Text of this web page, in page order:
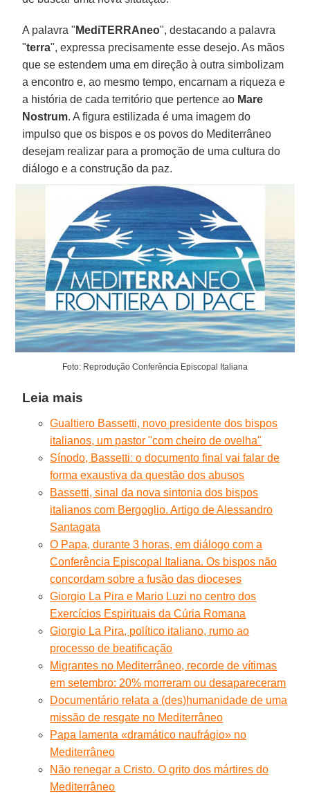
A palavra " MediTERRAneo", destacando a palavra
"terra", expressa precisamente esse desejo. As mãos
que se estendem uma em direção à outra simbolizam
a encontro e, ao mesmo tempo, encarnam a riqueza e
a história de cada território que pertence ao Mare
Nostrum. A figura estilizada é uma imagem do
impulso que os bispos e os povos do Mediterrâneo
desejam realizar para a promoção de uma cultura do
diálogo e a construção da paz.
Foto: Reprodução Conferência Episcopal Italiana
Leia mais
Gualtiero Bassetti, novo presidente dos bispos
italianos, um pastor "com cheiro de ovelha"
Sínodo, Bassettiː o documento final vai falar de
forma exaustiva da questão dos abusos
Bassetti, sinal da nova sintonia dos bispos
italianos com Bergoglio. Artigo de Alessandro
Santagata
O Papa, durante 3 horas, em diálogo com a
Conferência Episcopal Italiana. Os bispos não
concordam sobre a fusão das dioceses
Giorgio La Pira e Mario Luzi no centro dos
Exercícios Espirituais da Cúria Romana
Giorgio La Pira, político italiano, rumo ao
processo de beatificação
Migrantes no Mediterrâneo, recorde de vítimas
em setembro: 20% morreram ou desapareceram
Documentário relata a (des)humanidade de uma
missão de resgate no Mediterrâneo
Papa lamenta «dramático naufrágio» no
Mediterrâneo
Não renegar a Cristo. O grito dos mártires do
Mediterrâneo